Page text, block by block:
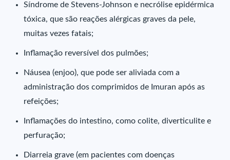
Síndrome de Stevens-Johnson e necrólise epidérmica
tóxica, que são reações alérgicas graves da pele,
muitas vezes fatais;
Inflamação reversível dos pulmões;
Náusea (enjoo), que pode ser aliviada com a
administração dos comprimidos de Imuran após as
refeições;
Inflamações do intestino, como colite, diverticulite e
perfuração;
Diarreia grave (em pacientes com doenças